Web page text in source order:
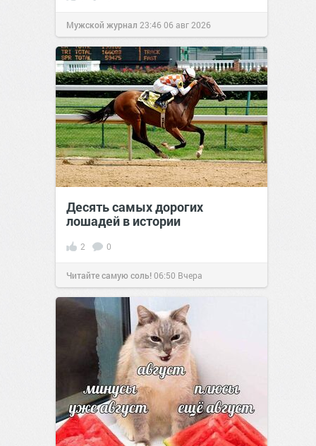
Мужской журнал 23:4606 авг 2026
Десять самых дорогих
лошадей в истории
2 0
Читайте самую соль!06:50 Вчера